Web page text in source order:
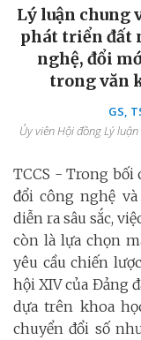
Lý luận chung
phát triển đất
nghệ, đổi
trong văn
GS,
Ủy viên Hội đồng Lý
TCCS - Trong bối
đổi công nghệ
diễn ra sâu sắc,
còn là lựa chọn
yêu cầu chiến
hội XIV của Đảng
dựa trên khoa
chuyển đổi số